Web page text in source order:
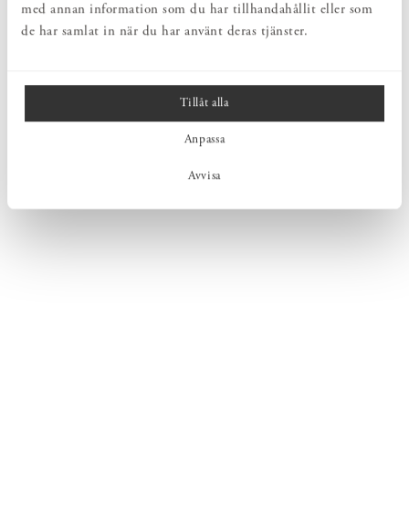
med annan information som du har tillhandahållit eller som
de har samlat in när du har använt deras tjänster.
Tillåt alla
Anpassa
Avvisa